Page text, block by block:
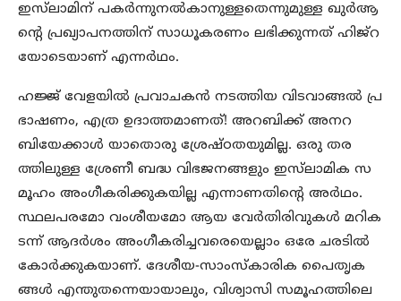
ഇസ്‌ലാമിന് പകര്‍ന്നുനല്‍കാനുള്ളതെന്നുമുള്ള ഖുര്‍ആ
ന്‍റെ പ്രഖ്യാപനത്തിന് സാധൂകരണം ലഭിക്കുന്നത് ഹിജ്‌റ
യോടെയാണ് എന്നര്‍ഥം.
ഹജ്ജ് വേളയില്‍ പ്രവാചകന്‍ നടത്തിയ വിടവാങ്ങല്‍ പ്ര
ഭാഷണം, എത്ര ഉദാത്തമാണത്! അറബിക്ക് അനറ
ബിയേക്കാള്‍ യാതൊരു ശ്രേഷ്ഠതയുമില്ല. ഒരു തര
ത്തിലുള്ള ശ്രേണീ ബദ്ധ വിഭജനങ്ങളും ഇസ്‌ലാമിക സ
മൂഹം അംഗീകരിക്കുകയില്ല എന്നാണതിന്‍റെ അര്‍ഥം.
സ്ഥലപരമോ വംശീയമോ ആയ വേര്‍തിരിവുകള്‍ മറിക
ടന്ന് ആദര്‍ശം അംഗീകരിച്ചവരെയെല്ലാം ഒരേ ചരടില്‍
കോര്‍ക്കുകയാണ്. ദേശീയ-സാംസ്‌കാരിക പൈതൃക
ങ്ങള്‍ എന്തുതന്നെയായാലും, വിശ്വാസി സമൂഹത്തിലെ